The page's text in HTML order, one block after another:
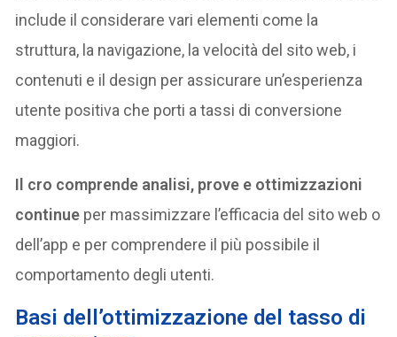
include il considerare vari elementi come la
struttura, la navigazione, la velocità del sito web, i
contenuti e il design per assicurare un’esperienza
utente positiva che porti a tassi di conversione
maggiori.
Il cro comprende analisi, prove e ottimizzazioni
continue per massimizzare l’efficacia del sito web o
dell’app e per comprendere il più possibile il
comportamento degli utenti.
Basi dell’ottimizzazione del tasso di